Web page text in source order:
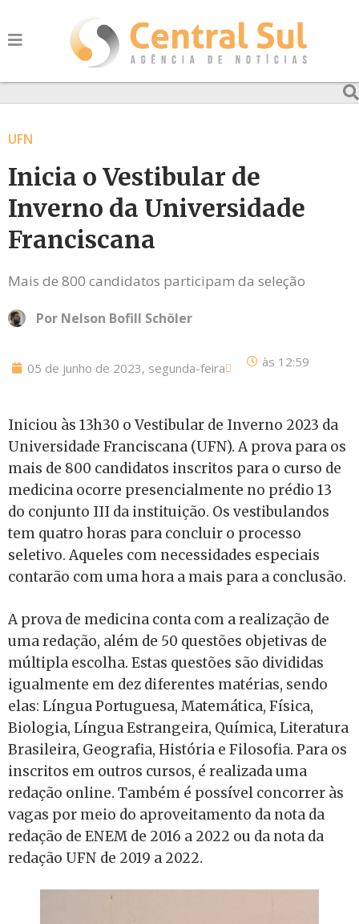
UFN
Inicia o Vestibular de
Inverno da Universidade
Franciscana
Mais de 800 candidatos participam da seleção
Por Nelson Bofill Schöler
05 de junho de 2023, segunda-feira às 12:59
Iniciou às 13h30 o Vestibular de Inverno 2023 da
Universidade Franciscana (UFN). A prova para os
mais de 800 candidatos inscritos para o curso de
medicina ocorre presencialmente no prédio 13
do conjunto III da instituição. Os vestibulandos
tem quatro horas para concluir o processo
seletivo. Aqueles com necessidades especiais
contarão com uma hora a mais para a conclusão.
A prova de medicina conta com a realização de
uma redação, além de 50 questões objetivas de
múltipla escolha. Estas questões são divididas
igualmente em dez diferentes matérias, sendo
elas: Língua Portuguesa, Matemática, Física,
Biologia, Língua Estrangeira, Química, Literatura
Brasileira, Geografia, História e Filosofia. Para os
inscritos em outros cursos, é realizada uma
redação online. Também é possível concorrer às
vagas por meio do aproveitamento da nota da
redação de ENEM de 2016 a 2022 ou da nota da
redação UFN de 2019 a 2022.